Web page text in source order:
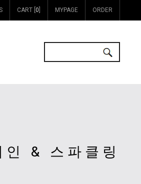
CART [ 0 MYPAGE ORDER
인 & 스파클링